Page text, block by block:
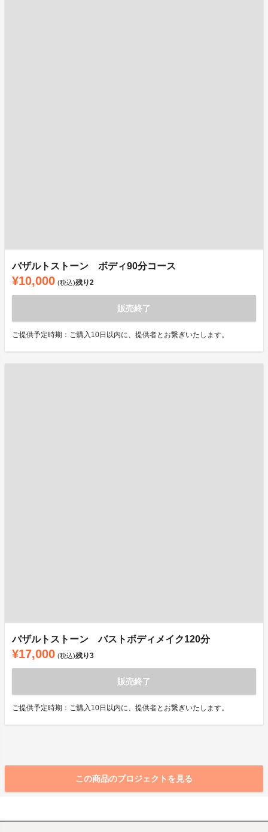
バザルトストーン ボディ90分コース
¥10,000 (税込)残り2
販売終了
ご提供予定時期：ご購入10日以内に、提供者とお繋ぎいたします。
バザルトストーン バストボディメイク120分
¥17,000 (税込)残り3
販売終了
ご提供予定時期：ご購入10日以内に、提供者とお繋ぎいたします。
この商品のプロジェクトを見る